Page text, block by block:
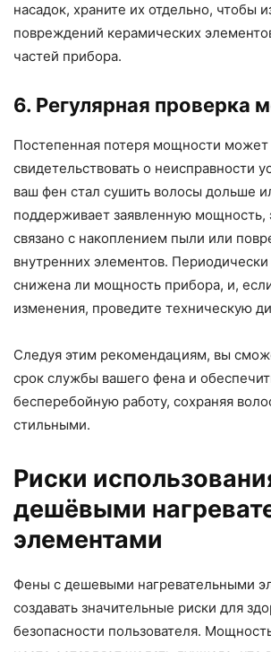
насадок, храните их отдельно, чтобы
повреждений керамических
частей прибора.
6. Регулярная проверка
Постепенная потеря мощности может
свидетельствовать о неисправности
ваш фен стал сушить волосы дольше
поддерживает заявленную
связано с накоплением пыли или
внутренних элементов.
снижена ли мощность прибора, и,
изменения, проведите техническую
Следуя этим рекомендациям, вы
срок службы вашего фена и
бесперебойную работу, сохраняя
стильными.
Риски
дешёвыми
элементами
Фены с дешевыми нагревательными
создавать значительные риски для
безопасности пользователя.